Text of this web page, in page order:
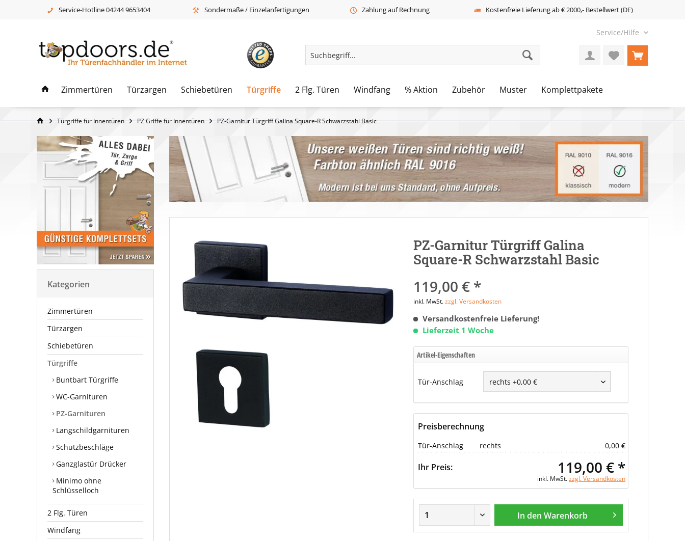
Service-Hotline 04244 9653404 Sondermaße / Einzelanfertigungen Zahlung auf Rechnung Kostenfreie Lieferung ab € 2000,- Bestellwert (DE)
Service/Hilfe
Zimmertüren Türzargen Schiebetüren Türgriffe 2 Flg. Türen Windfang % Aktion Zubehör Muster Komplettpakete
Türgriffe für Innentüren PZ Griffe für Innentüren PZ-Garnitur Türgriff Galina Square-R Schwarzstahl Basic
Kategorien
Zimmertüren
Türzargen
Schiebetüren
Türgriffe
Buntbart Türgriffe
WC-Garnituren
PZ-Garnituren
Langschildgarnituren
Schutzbeschläge
Ganzglastür Drücker
Minimo ohne
Schlüsselloch
2 Flg. Türen
Windfang
PZ-Garnitur Türgriff Galina
Square-R Schwarzstahl Basic
119,00 € *
inkl. MwSt.zzgl. Versandkosten
Versandkostenfreie Lieferung!
Lieferzeit 1 Woche
Artikel-Eigenschaften
Tür-Anschlag
Preisberechnung
Tür-Anschlag rechts 0,00 €
Ihr Preis: 119,00 € *
inkl. MwSt.zzgl. Versandkosten
In den Warenkorb